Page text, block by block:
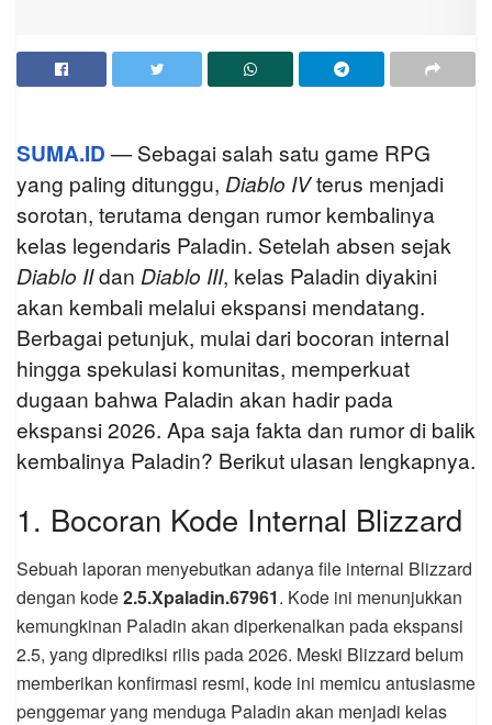
SUMA.ID — Sebagai salah satu game RPG
yang paling ditunggu, Diablo IVterus menjadi
sorotan, terutama dengan rumor kembalinya
kelas legendaris Paladin. Setelah absen sejak
Diablo IIdan Diablo III, kelas Paladin diyakini
akan kembali melalui ekspansi mendatang.
Berbagai petunjuk, mulai dari bocoran internal
hingga spekulasi komunitas, memperkuat
dugaan bahwa Paladin akan hadir pada
ekspansi 2026. Apa saja fakta dan rumor di balik
kembalinya Paladin? Berikut ulasan lengkapnya.
1. Bocoran Kode Internal Blizzard
Sebuah laporan menyebutkan adanya file internal Blizzard
dengan kode2.5.Xpaladin.67961. Kode ini menunjukkan
kemungkinan Paladin akan diperkenalkan pada ekspansi
2.5, yang diprediksi rilis pada 2026. Meski Blizzard belum
memberikan konfirmasi resmi, kode ini memicu antusiasme
penggemar yang menduga Paladin akan menjadi kelas